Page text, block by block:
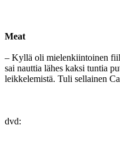
Meat
– Kyllä oli mielenkiintoinen
sai nauttia lähes kaksi tuntia
leikkelemistä. Tuli sellainen
dvd: